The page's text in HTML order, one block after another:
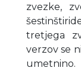
zvezke,
tretjega
verzov se
umetnino.